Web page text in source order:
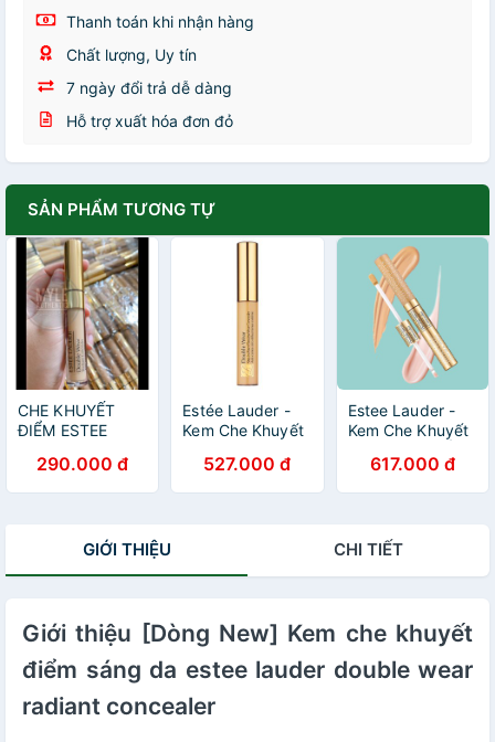
Thanh toán khi nhận hàng
Chất lượng, Uy tín
7 ngày đổi trả dễ dàng
Hỗ trợ xuất hóa đơn đỏ
SẢN PHẨM TƯƠNG TỰ
CHE KHUYẾT
ĐIỂM ESTEE
LIGHT MEDIUM
290.000 đ
Estée Lauder -
Kem Che Khuyết
Wear Stay-in-
Place Flawless
527.000 đ
Estee Lauder -
Kem Che Khuyết
Lâu Trôi Estee
Lauder 24H
Concealer
617.000 đ
GIỚI THIỆU CHI TIẾT
Giới thiệu [Dòng New] Kem che khuyết
điểm sáng da estee lauder double wear
radiant concealer